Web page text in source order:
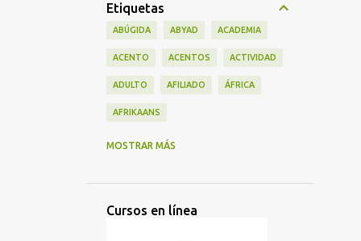
Etiquetas
ABÚGIDA ABYAD ACADEMIA
ACENTO ACENTOS ACTIVIDAD
ADULTO AFILIADO ÁFRICA
AFRIKAANS
MOSTRAR MÁS
Cursos en línea